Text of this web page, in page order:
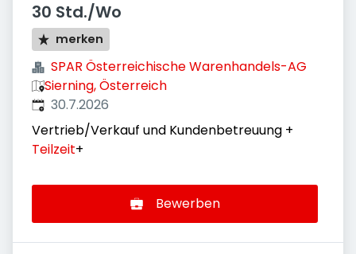
30 Std./Wo
merken
SPAR Österreichische Warenhandels-AG
Sierning, Österreich
Veröffentlicht
30.7.2026
Vertrieb/Verkauf und Kundenbetreuung +
Teilzeit+
Bewerben